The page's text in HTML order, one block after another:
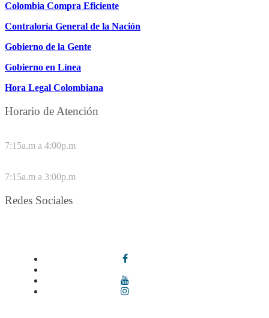
Colombia Compra Eficiente
Contraloría General de la Nación
Gobierno de la Gente
Gobierno en Línea
Hora Legal Colombiana
Horario de Atención
7:15a.m a 4:00p.m
7:15a.m a 3:00p.m
Redes Sociales